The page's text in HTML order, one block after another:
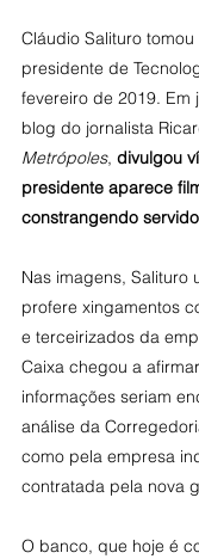
Cláudio Salituro
presidente de
fevereiro de 2019. Em
blog do jornalista
Metrópoles, divulgou
presidente aparece
constrangendo
Nas imagens, Salituro
profere xingamentos
e terceirizados da
Caixa chegou a
informações seriam
análise da
como pela empresa
contratada pela nova
O banco, que hoje é